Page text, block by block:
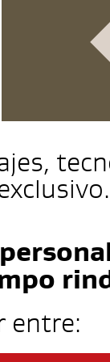
entre: